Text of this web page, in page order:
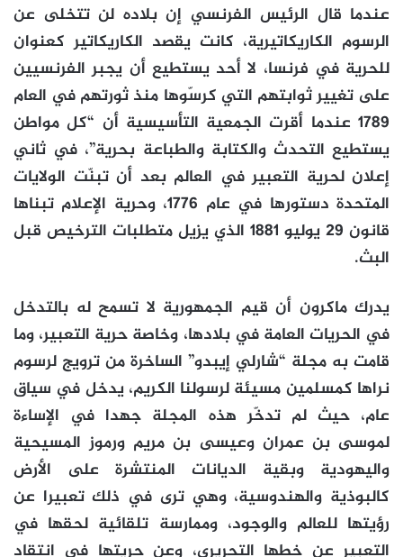
عندما قال الرئيس الفرنسي إن بلاده لن تتخلى عن
الرسوم الكاريكاتيرية، كانت يقصد الكاريكاتير كعنوان
للحرية في فرنسا، لا أحد يستطيع أن يجبر الفرنسيين
على تغيير ثوابتهم التي كرسّوها منذ ثورتهم في العام
1789 عندما أقرت الجمعية التأسيسية أن “كل مواطن
يستطيع التحدث والكتابة والطباعة بحرية”، في ثاني
إعلان لحرية التعبير في العالم بعد أن تبنّت الولايات
المتحدة دستورها في عام 1776، وحرية الإعلام تبناها
قانون 29 يوليو 1881 الذي يزيل متطلبات الترخيص قبل
البث.
يدرك ماكرون أن قيم الجمهورية لا تسمح له بالتدخل
في الحريات العامة في بلادها، وخاصة حرية التعبير، وما
قامت به مجلة “شارلي إيبدو” الساخرة من ترويج لرسوم
نراها كمسلمين مسيئة لرسولنا الكريم، يدخل في سياق
عام، حيث لم تدخّر هذه المجلة جهدا في الإساءة
لموسى بن عمران وعيسى بن مريم ورموز المسيحية
واليهودية وبقية الديانات المنتشرة على الأرض
كالبوذية والهندوسية، وهي ترى في ذلك تعبيرا عن
رؤيتها للعالم والوجود، وممارسة تلقائية لحقها في
التعبير عن خطها التحريري، وعن حريتها في انتقاد